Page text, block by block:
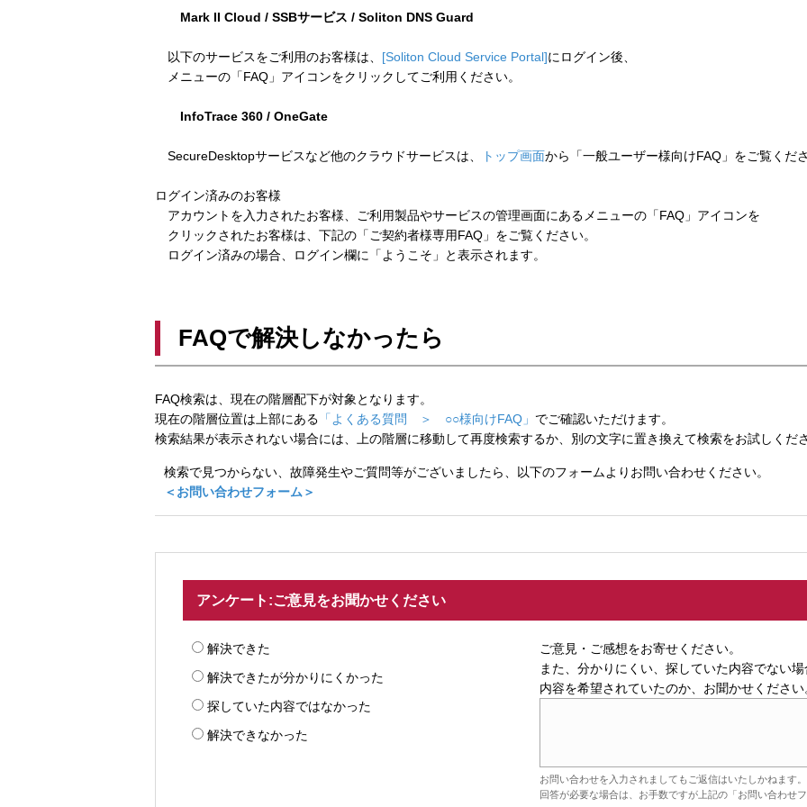
Mark II Cloud / SSBサービス / Soliton DNS Guard
以下のサービスをご利用のお客様は、 [Soliton Cloud Service Portal]にログイン後、
メニューの「FAQ」アイコンをクリックしてご利用ください。
InfoTrace 360 / OneGate
SecureDesktopサービスなど他のクラウドサービスは、 トップ画面から「一般ユーザー様向けFAQ」をご覧くだ
ログイン済みのお客様
アカウントを入力されたお客様、ご利用製品やサービスの管理画面にあるメニューの「FAQ」アイコンを
クリックされたお客様は、下記の「ご契約者様専用FAQ」をご覧ください。
ログイン済みの場合、ログイン欄に「ようこそ」と表示されます。
FAQで解決しなかったら
FAQ検索は、現在の階層配下が対象となります。
現在の階層位置は上部にある 「よくある質問 ＞ ○○様向けFAQ」 でご確認いただけます。
検索結果が表示されない場合には、上の階層に移動して再度検索するか、別の文字に置き換えて検索をお試しくだ
検索で見つからない、故障発生やご質問等がございましたら、以下のフォームよりお問い合わせください。
＜お問い合わせフォーム＞
アンケート:ご意見をお聞かせください
解決できた
解決できたが分かりにくかった
探していた内容ではなかった
解決できなかった
ご意見・ご感想をお寄せください。
また、分かりにくい、探していた内容でない
内容を希望されていたのか、お聞かせください
お問い合わせを入力されましてもご返信はいたしかねます。
回答が必要な場合は、お手数ですが上記の「お問い合わせ